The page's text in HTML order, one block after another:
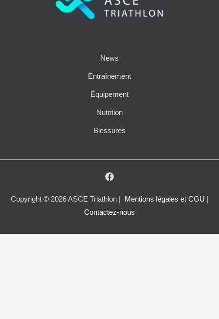
News
Entraînement
Équipement
Nutrition
Blessures
Copyright © 2026 ASCE Triathlon | Mentions légales et CGU
Contactez-nous